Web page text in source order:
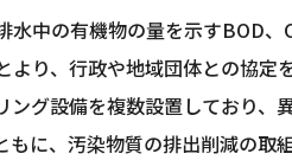
中の有機物の量を示すBOD
り、行政や地域団体との協定
グ設備を複数設置しており
に、汚染物質の排出削減の取